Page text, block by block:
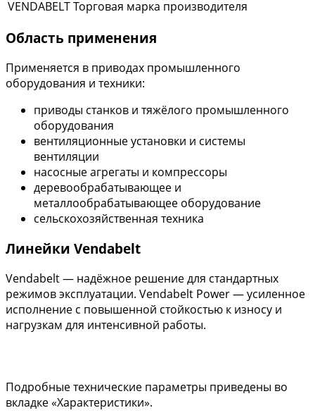
VENDABELTТорговая марка производителя
Область применения
Применяется в приводах промышленного
оборудования и техники:
приводы станков и тяжёлого промышленного
оборудования
вентиляционные установки и системы
вентиляции
насосные агрегаты и компрессоры
деревообрабатывающее и
металлообрабатывающее оборудование
сельскохозяйственная техника
Линейки Vendabelt
Vendabelt — надёжное решение для стандартных
режимов эксплуатации. Vendabelt Power — усиленное
исполнение с повышенной стойкостью к износу и
нагрузкам для интенсивной работы.
Подробные технические параметры приведены во
вкладке «Характеристики».